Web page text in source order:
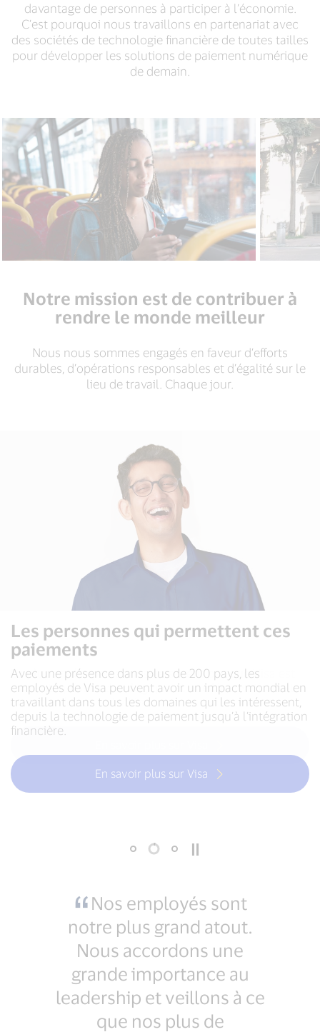
davantage de personnes à participer à l’économie.
C’est pourquoi nous travaillons en partenariat avec
des sociétés de technologie financière de toutes tailles
pour développer les solutions de paiement numérique
de demain.
Notre mission est de contribuer à
rendre le monde meilleur
Nous nous sommes engagés en faveur d’efforts
durables, d’opérations responsables et d’égalité sur le
lieu de travail. Chaque jour.
Les personnes qui permettent ces
paiements
La plupart des personnes ne savent pas que Visa est
une entreprise technologique et que l’innovation est
au cœur de nos activités.
Les personnes qui permettent ces
paiements
Avec une présence dans plus de 200 pays, les
employés de Visa peuvent avoir un impact mondial en
travaillant dans tous les domaines qui les intéressent,
depuis la technologie de paiement jusqu’à l’intégration
financière.
En savoir plus sur Visa
Les personnes qui permettent ces
paiements
Pour de nombreux employés, ce qu’il y a de plus
gratifiant à travailler pour Visa est de pouvoir
collaborer avec des personnes de tous horizons dont
les origines diverses sont au cœur de notre succès.
En savoir plus sur Visa
Nos employés sont
notre plus grand atout.
Nous accordons une
grande importance au
leadership et veillons à ce
que nos plus de